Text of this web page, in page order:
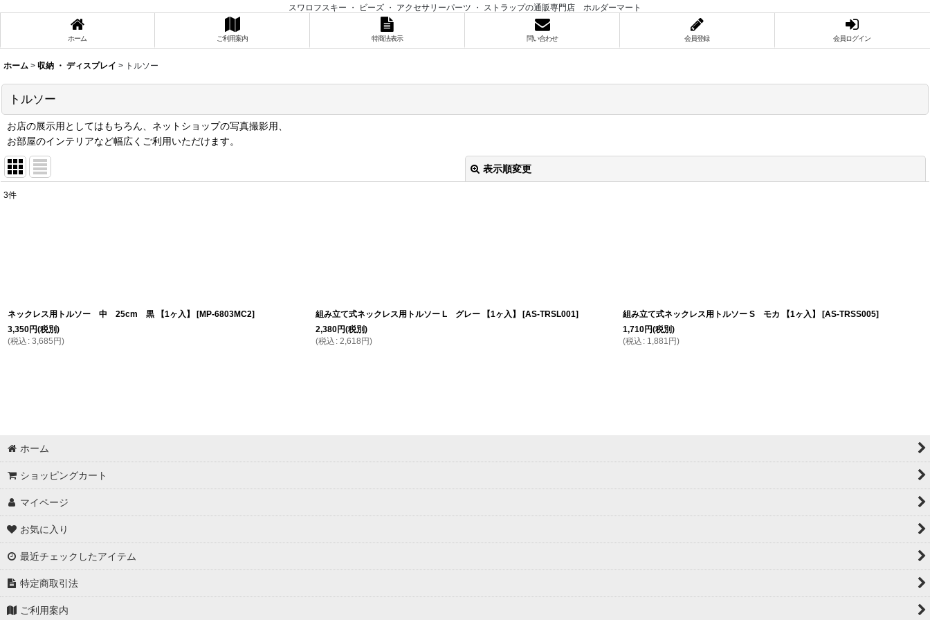
スワロフスキー ・ ビーズ ・ アクセサリーパーツ ・ ストラップの通販専門店 ホルダーマート
ホーム ご利用案内 特商法表示 問い合わせ 会員登録 会員ログイン
ホーム > 収納 ・ ディスプレイ > トルソー
トルソー
お店の展示用としてはもちろん、ネットショップの写真撮影用、
お部屋のインテリアなど幅広くご利用いただけます。
表示順変更
絞り込む
3件
ネックレス用トルソー 中 25cm 黒 【1ヶ入】 [MP-6803MC2]
3,350円(税別)
(税込 : 3,685 円)
組み立て式ネックレス用トルソー L グレー 【1ヶ入】 [AS-TRSL001]
2,380円(税別)
(税込 : 2,618 円)
組み立て式ネックレス用トルソー S モカ 【1ヶ入】 [AS-TRSS005]
1,710円(税別)
(税込 : 1,881 円)
ホーム
ショッピングカート
マイページ
お気に入り
最近チェックしたアイテム
特定商取引法
ご利用案内